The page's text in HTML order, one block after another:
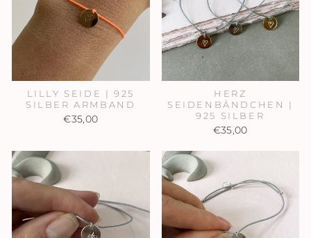
LILLY SEIDE | 925
SILBER ARMBAND
€35,00
HERZ
SEIDENBÄNDCHEN |
925 SILBER
€35,00